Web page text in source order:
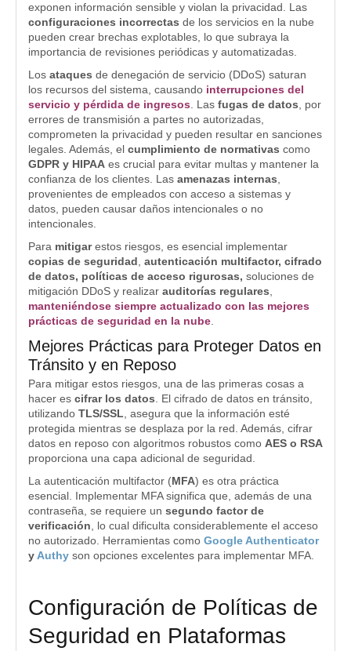
exponen información sensible y violan la privacidad. Las
configuraciones incorrectas de los servicios en la nube
pueden crear brechas explotables, lo que subraya la
importancia de revisiones periódicas y automatizadas.
Los ataques de denegación de servicio (DDoS) saturan
los recursos del sistema, causando interrupciones del
servicio y pérdida de ingresos . Las fugas de datos , por
errores de transmisión a partes no autorizadas,
comprometen la privacidad y pueden resultar en sanciones
legales. Además, el cumplimiento de normativas como
GDPR y HIPAA es crucial para evitar multas y mantener la
confianza de los clientes. Las amenazas internas
provenientes de empleados con acceso a sistemas y
datos, pueden causar daños intencionales o no
intencionales.
Para mitigarestos riesgos, es esencial implementar
copias de seguridad autenticación multifactor, cifrado
de datos, políticas de acceso rigurosas, soluciones de
mitigación DDoS y realizar auditorías regulares
manteniéndose siempre actualizado con las mejores
prácticas de seguridad en la nube
Mejores Prácticas para Proteger Datos en
Tránsito y en Reposo
Para mitigar estos riesgos, una de las primeras cosas a
hacer es cifrar los datos . El cifrado de datos en tránsito,
utilizando TLS/SSL , asegura que la información esté
protegida mientras se desplaza por la red. Además, cifrar
datos en reposo con algoritmos robustos como AES o RSA
proporciona una capa adicional de seguridad.
La autenticación multifactor (MFA) es otra práctica
esencial. Implementar MFA significa que, además de una
contraseña, se requiere un segundo factor de
verificación , lo cual dificulta considerablemente el acceso
no autorizado. Herramientas como Google Authenticator
y Authy son opciones excelentes para implementar MFA.
Configuración de Políticas de
Seguridad en Plataformas